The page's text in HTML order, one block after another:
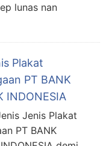
lunas nan
Plakat
PT BANK
INDONESIA
Jenis Plakat
PT BANK